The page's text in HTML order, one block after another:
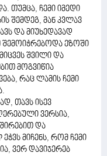
თუმცა, ჩემი იმედი
შემდეგ, მან კვლავ
და მიუხედავად
შემოიჭრებოდა ეზოში
შვილი და
მოგვიწია
რაც ლამის ჩემი
თავს ისევ
ვერსია,
და
მიჩენს, რომ ჩემი
ვერ დავიჯერებ